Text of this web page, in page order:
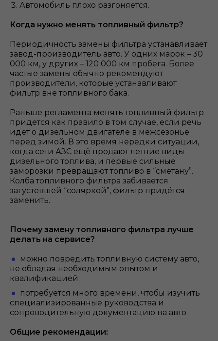
Автомобиль плохо разгоняется.
Когда нужно менять топливный фильтр?
Периодичность замены фильтра устанавливает
завод-производитель авто. У одних марок – 30
000 км, у других – 120 000 км пробега. Более
частые замены обычно рекомендуют
производители, которые устанавливают
фильтр вне топливного бака.
Раньше регламента менять топливный фильтр
придется как правило в том случае, если речь
идёт о дизельном двигателе в межсезонье
перед зимой. В это время нередки ситуации,
когда сети АЗС ещё продают летние виды
дизельного топлива, и первые сильные
заморозки превращают топливо в “сметану”.
Колба топливного фильтра забивается
загустевшей “соляркой”, фильтр придётся
заменить.
Почему замену топливного фильтра лучше
делать на сервисе?
можно повредить топливную систему авто,
не обладая необходимым опытом и
квалификацией;
потребуется много времени, чтобы изучить
специализированные руководства и
сопроводительную документацию на авто.
Общие рекомендации: